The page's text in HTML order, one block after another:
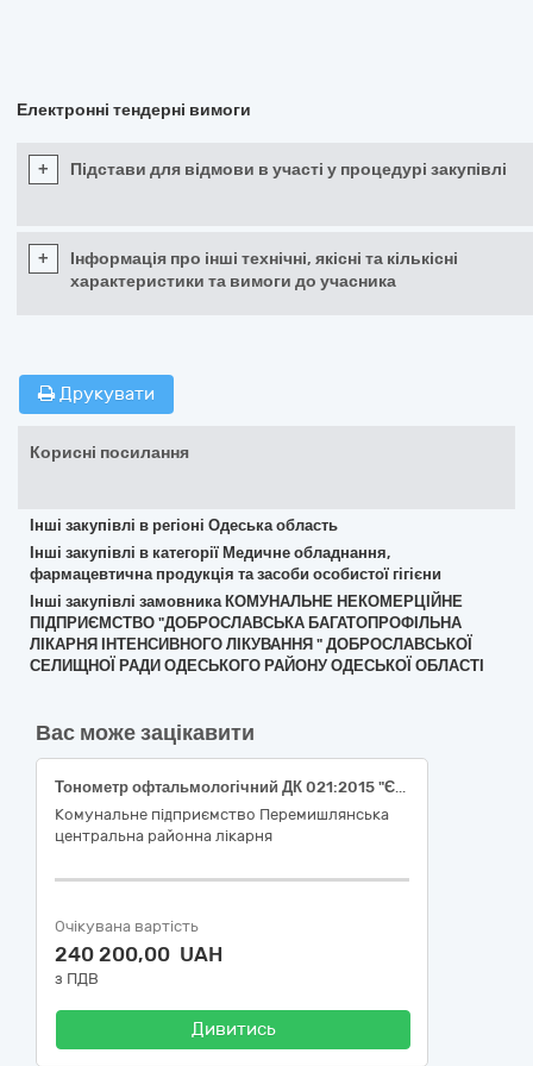
Електронні тендерні вимоги
+ Підстави для відмови в участі у процедурі закупівлі
+
Інформація про інші технічні, якісні та кількісні
характеристики та вимоги до учасника
Друкувати
Корисні посилання
Інші закупівлі в регіоні Одеська область
Інші закупівлі в категорії Медичне обладнання,
фармацевтична продукція та засоби особистої гігієни
Інші закупівлі замовника КОМУНАЛЬНЕ НЕКОМЕРЦІЙНЕ
ПІДПРИЄМСТВО "ДОБРОСЛАВСЬКА БАГАТОПРОФІЛЬНА
ЛІКАРНЯ ІНТЕНСИВНОГО ЛІКУВАННЯ " ДОБРОСЛАВСЬКОЇ
СЕЛИЩНОЇ РАДИ ОДЕСЬКОГО РАЙОНУ ОДЕСЬКОЇ ОБЛАСТІ
Вас може зацікавити
Тонометр офтальмологічний ДК 021:2015 "Єдиний закупівельний словник" - 33120000-7 – Системи реєстрації медичної інформації та дослідне обладнання (НК 024:2023: 16809 — Офтальмологічний тонометр із живленням від батарейок) ( НК 031:2024-Z12120122- Тонометри)
Комунальне підприємство Перемишлянська
центральна районна лікарня
Очікувана вартість
240 200,00 UAH
з ПДВ
Дивитись